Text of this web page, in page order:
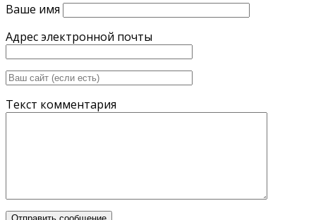
Ваше имя
Адрес электронной почты
Текст комментария